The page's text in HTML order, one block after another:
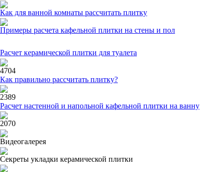
Как для ванной комнаты рассчитать плитку
Примеры расчета кафельной плитки на стены и пол
Расчет керамической плитки для туалета
4704
Как правильно рассчитать плитку?
2389
Расчет настенной и напольной кафельной плитки на ванну
2070
Видеогалерея
Секреты укладки керамической плитки